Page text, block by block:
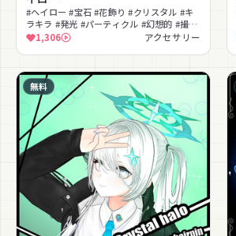
#ヘイロー #宝石 #花飾り #クリスタル #キ
ラキラ #発光 #パーティクル #幻想的 #撮影
向け1,306 アクセサリー
無料